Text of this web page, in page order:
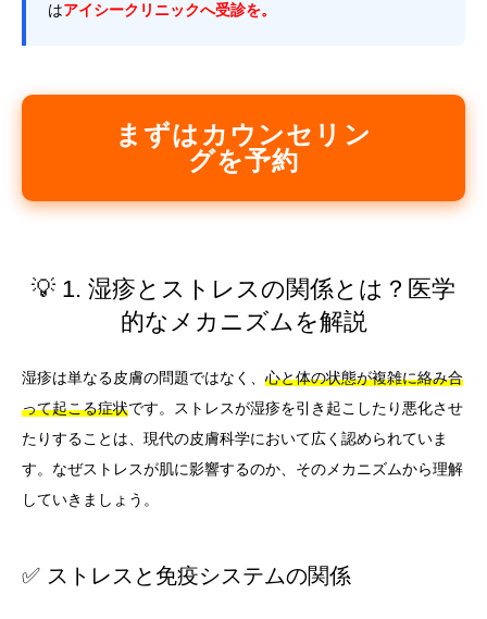
はアイシークリニックへ受診を。
まずはカウンセリン
グを予約
💡 1. 湿疹とストレスの関係とは？医学
的なメカニズムを解説
湿疹は単なる皮膚の問題ではなく、 心と体の状態が複雑に絡み合
って起こる症状です。ストレスが湿疹を引き起こしたり悪化させ
たりすることは、現代の皮膚科学において広く認められていま
す。なぜストレスが肌に影響するのか、そのメカニズムから理解
していきましょう。
✅ ストレスと免疫システムの関係